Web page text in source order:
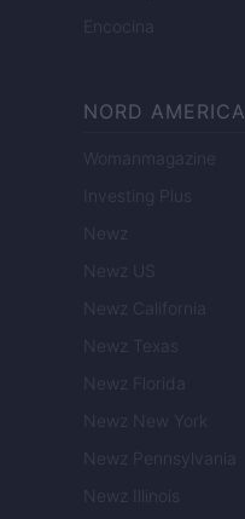
Encocina
NORD AMERICA
Womanmagazine
Investing Plus
Newz
Newz US
Newz California
Newz Texas
Newz Florida
Newz New York
Newz Pennsylvania
Newz Illinois